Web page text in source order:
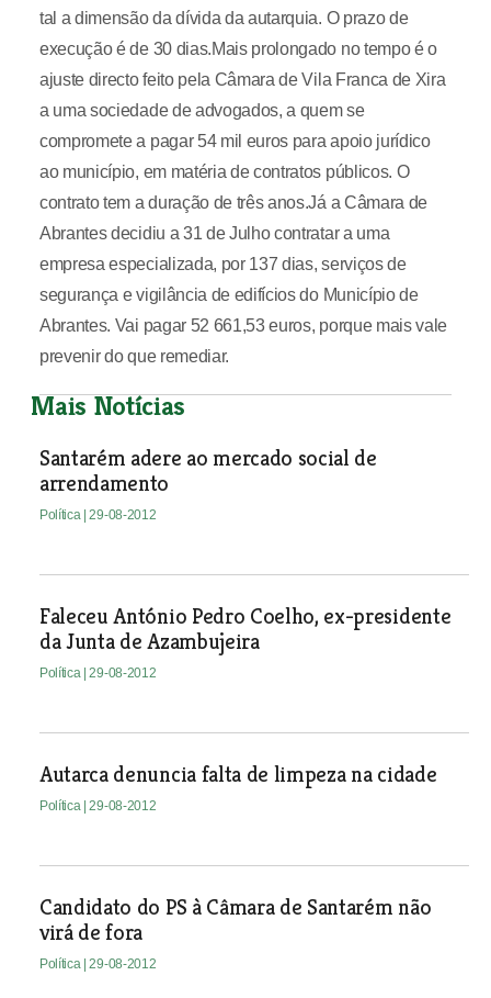
tal a dimensão da dívida da autarquia. O prazo de
execução é de 30 dias.Mais prolongado no tempo é o
ajuste directo feito pela Câmara de Vila Franca de Xira
a uma sociedade de advogados, a quem se
compromete a pagar 54 mil euros para apoio jurídico
ao município, em matéria de contratos públicos. O
contrato tem a duração de três anos.Já a Câmara de
Abrantes decidiu a 31 de Julho contratar a uma
empresa especializada, por 137 dias, serviços de
segurança e vigilância de edifícios do Município de
Abrantes. Vai pagar 52 661,53 euros, porque mais vale
prevenir do que remediar.
Mais Notícias
Santarém adere ao mercado social de
arrendamento
Política | 29-08-2012
Faleceu António Pedro Coelho, ex-presidente
da Junta de Azambujeira
Política | 29-08-2012
Autarca denuncia falta de limpeza na cidade
Política | 29-08-2012
Candidato do PS à Câmara de Santarém não
virá de fora
Política | 29-08-2012